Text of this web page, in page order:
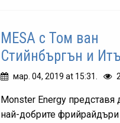
MESA с Том ван
Стийнбъргън и
мар. 04, 2019 at 15:31.
Monster Energy представя
най-добрите